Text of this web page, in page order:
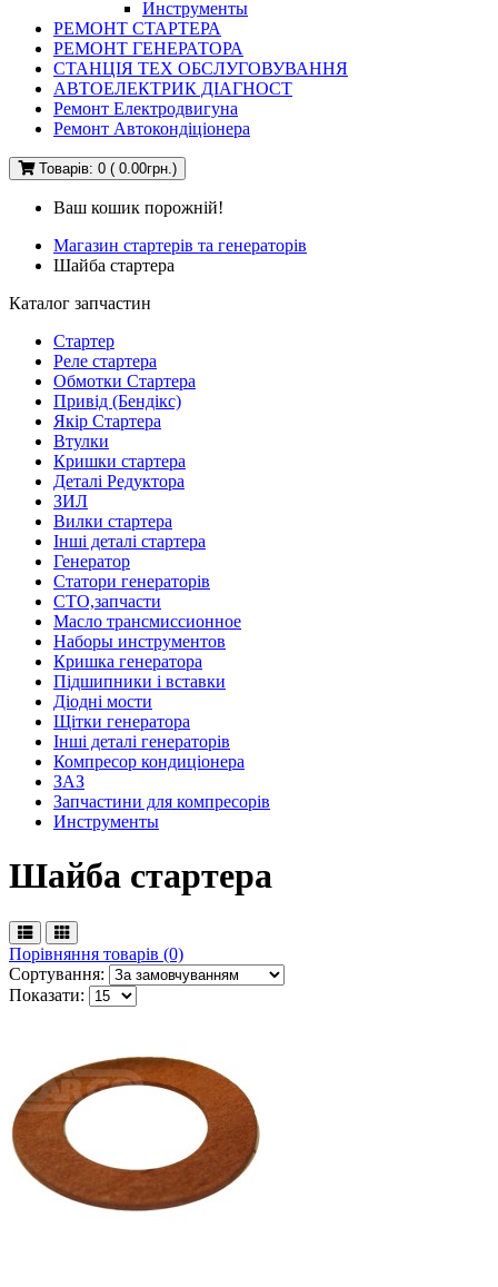
Инструменты
РЕМОНТ СТАРТЕРА
РЕМОНТ ГЕНЕРАТОРА
СТАНЦІЯ ТЕХ ОБСЛУГОВУВАННЯ
АВТОЕЛЕКТРИК ДІАГНОСТ
Ремонт Електродвигуна
Ремонт Автокондіціонера
Товарів: 0 ( 0.00грн.)
Ваш кошик порожній!
Магазин стартерів та генераторів
Шайба стартера
Каталог запчастин
Стартер
Реле стартера
Обмотки Стартера
Привід (Бендікс)
Якір Стартера
Втулки
Кришки стартера
Деталі Редуктора
ЗИЛ
Вилки стартера
Інші деталі стартера
Генератор
Cтатори генераторів
СТО,запчасти
Масло трансмиссионное
Наборы инструментов
Кришка генератора
Підшипники і вставки
Діодні мости
Щітки генератора
Інші деталі генераторів
Компресор кондиціонера
ЗАЗ
Запчастини для компресорів
Инструменты
Шайба стартера
Порівняння товарів (0)
Сортування:
Показати: